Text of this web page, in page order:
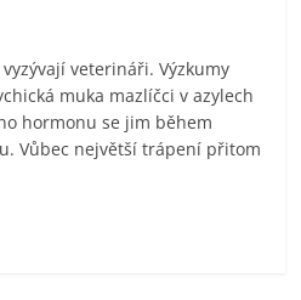
veterináři. Výzkumy
muka mazlíčci v azylech
hormonu se jim během
Vůbec největší trápení přitom